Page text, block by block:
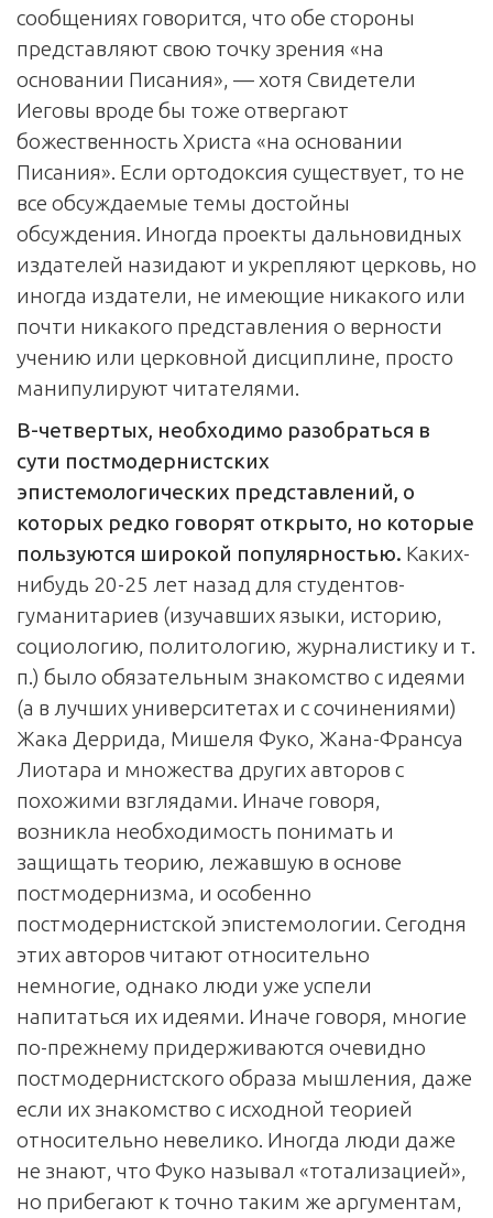
сообщениях говорится, что обе стороны
представляют свою точку зрения «на
основании Писания», — хотя Свидетели
Иеговы вроде бы тоже отвергают
божественность Христа «на основании
Писания». Если ортодоксия существует, то не
все обсуждаемые темы достойны
обсуждения. Иногда проекты дальновидных
издателей назидают и укрепляют церковь, но
иногда издатели, не имеющие никакого или
почти никакого представления о верности
учению или церковной дисциплине, просто
манипулируют читателями.
В-четвертых, необходимо разобраться в
сути постмодернистских
эпистемологических представлений, о
которых редко говорят открыто, но которые
пользуются широкой популярностью. Каких-
нибудь 20-25 лет назад для студентов-
гуманитариев (изучавших языки, историю,
социологию, политологию, журналистику и т.
п.) было обязательным знакомство с идеями
(а в лучших университетах и с сочинениями)
Жака Деррида, Мишеля Фуко, Жана-Франсуа
Лиотара и множества других авторов с
похожими взглядами. Иначе говоря,
возникла необходимость понимать и
защищать теорию, лежавшую в основе
постмодернизма, и особенно
постмодернистской эпистемологии. Сегодня
этих авторов читают относительно
немногие, однако люди уже успели
напитаться их идеями. Иначе говоря, многие
по-прежнему придерживаются очевидно
постмодернистского образа мышления, даже
если их знакомство с исходной теорией
относительно невелико. Иногда люди даже
не знают, что Фуко называл «тотализацией»,
но прибегают к точно таким же аргументам,